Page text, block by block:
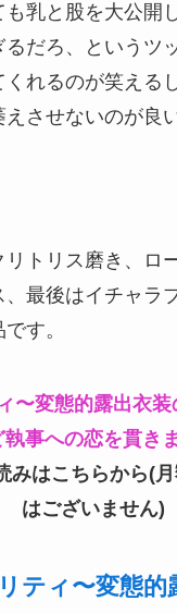
乳と股を大公開
るだろ、というツ
れるのが笑える
させないのが良
リトリス磨き、ロ
最後はイチャラ
す。
〜変態的露出衣
執事への恋を貫き
みはこちらから(
はございません)
ティ〜変態的